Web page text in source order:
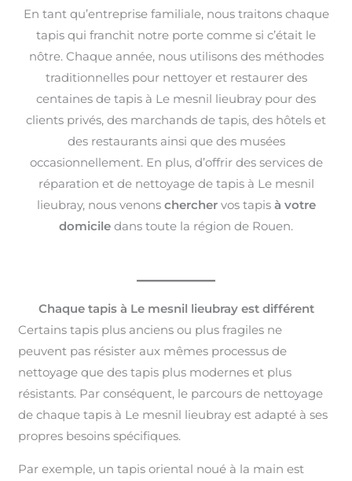
En tant qu’entreprise familiale, nous traitons chaque
tapis qui franchit notre porte comme si c’était le
nôtre. Chaque année, nous utilisons des méthodes
traditionnelles pour nettoyer et restaurer des
centaines de tapis à Le mesnil lieubray pour des
clients privés, des marchands de tapis, des hôtels et
des restaurants ainsi que des musées
occasionnellement. En plus, d’offrir des services de
réparation et de nettoyage de tapis à Le mesnil
lieubray, nous venons chercher vos tapis à votre
domicile dans toute la région de Rouen.
Chaque tapis à Le mesnil lieubray est différent
Certains tapis plus anciens ou plus fragiles ne
peuvent pas résister aux mêmes processus de
nettoyage que des tapis plus modernes et plus
résistants. Par conséquent, le parcours de nettoyage
de chaque tapis à Le mesnil lieubray est adapté à ses
propres besoins spécifiques.
Par exemple, un tapis oriental noué à la main est